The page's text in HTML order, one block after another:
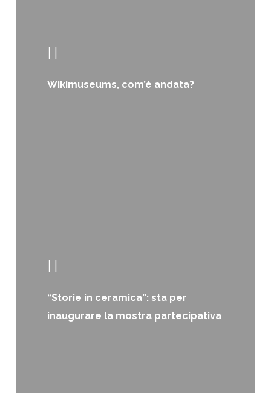
Wikimuseums, com’è andata?
“Storie in ceramica”: sta per
inaugurare la mostra partecipativa